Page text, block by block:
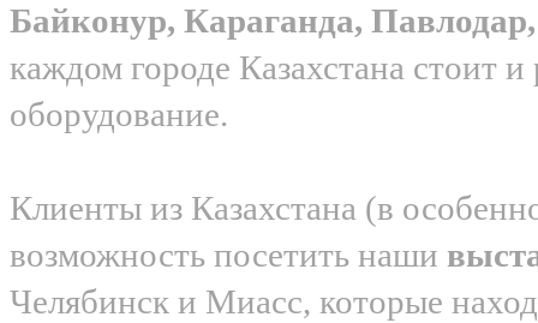
Байконур, Караганда,
каждом городе Казахстана стоит
оборудование.
Клиенты из Казахстана (в
возможность посетить наши
Челябинск и Миасс, которые